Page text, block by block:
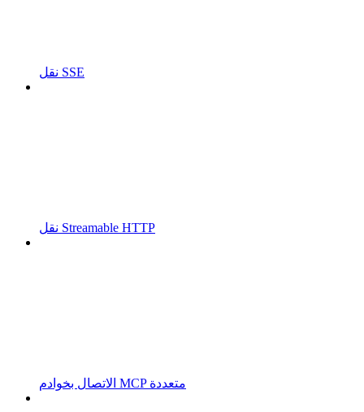
نقل SSE
نقل Streamable HTTP
الاتصال بخوادم MCP متعددة